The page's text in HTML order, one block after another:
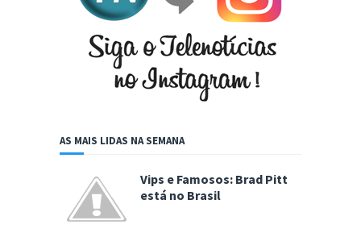
AS MAIS LIDAS NA SEMANA
Vips e Famosos: Brad Pitt
está no Brasil